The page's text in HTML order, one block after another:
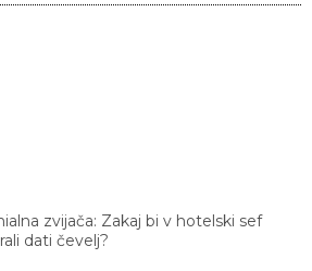
zvijača: Zakaj bi v hotelski sef
dati čevelj?